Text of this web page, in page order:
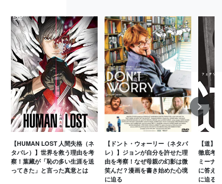
【HUMAN LOST 人間失格（ネ
タバレ）】世界を救う理由を考
察！葉藏が「恥の多い生涯を送
ってきた」と言った真意とは
【ドント・ウォーリー（ネタバ
レ）】ジョンが自分を許せた理
由を考察！なぜ母親の幻影は微
笑んだ？漫画を書き始めた心境
に迫る
【道】
徹底考
ミーナ
に答え
に迫る
Next